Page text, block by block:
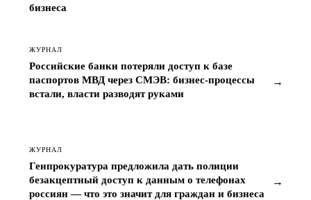
бизнеса
ЖУРНАЛ
Российские банки потеряли доступ к базе
паспортов МВД через СМЭВ: бизнес-процессы
встали, власти разводят руками
→
ЖУРНАЛ
Генпрокуратура предложила дать полиции
безакцептный доступ к данным о телефонах
россиян — что это значит для граждан и бизнеса
→